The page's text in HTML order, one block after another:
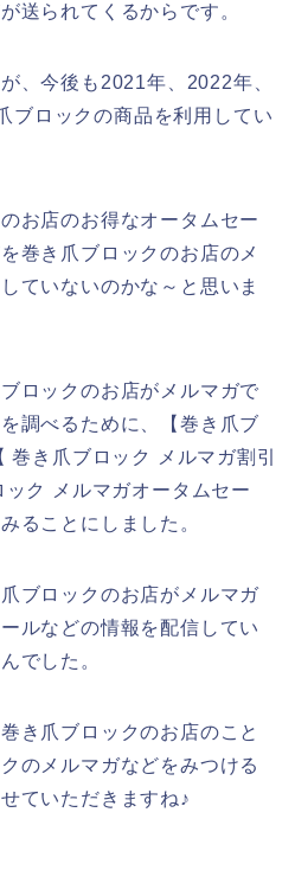
送られてくるからです。
、今後も2021年、2022年、
ブロックの商品を利用してい
お店のお得なオータムセー
巻き爪ブロックのお店のメ
ていないのかな～と思いま
ロックのお店がメルマガで
調べるために、【巻き爪ブ
巻き爪ブロック メルマガ割引
ク メルマガオータムセー
ることにしました。
ブロックのお店がメルマガ
ルなどの情報を配信してい
でした。
き爪ブロックのお店のこと
のメルマガなどをみつける
ていただきますね♪